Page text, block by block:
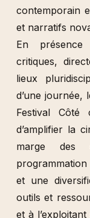
contemporain
et narratifs
En présence
critiques,
lieux
d’une journée,
Festival Côté
d’amplifier la
marge des
et une
outils et
et à